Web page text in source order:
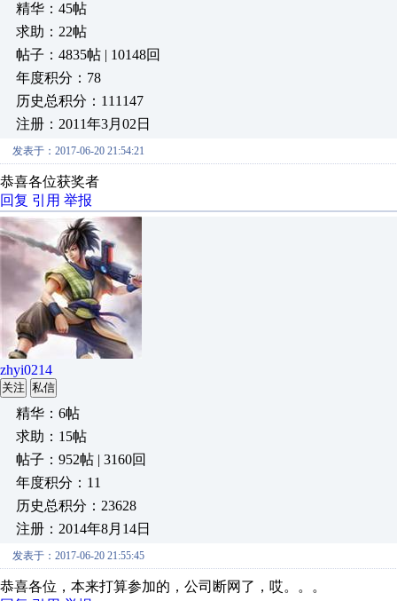
精华：45帖
求助：22帖
帖子：4835帖 | 10148回
年度积分：78
历史总积分：111147
注册：2011年3月02日
发表于：2017-06-20 21:54:21
恭喜各位获奖者
回复 引用 举报
zhyi0214
关注 私信
精华：6帖
求助：15帖
帖子：952帖 | 3160回
年度积分：11
历史总积分：23628
注册：2014年8月14日
发表于：2017-06-20 21:55:45
恭喜各位，本来打算参加的，公司断网了，哎。。。